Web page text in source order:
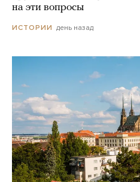
на эти вопросы
ИСТОРИИ день назад